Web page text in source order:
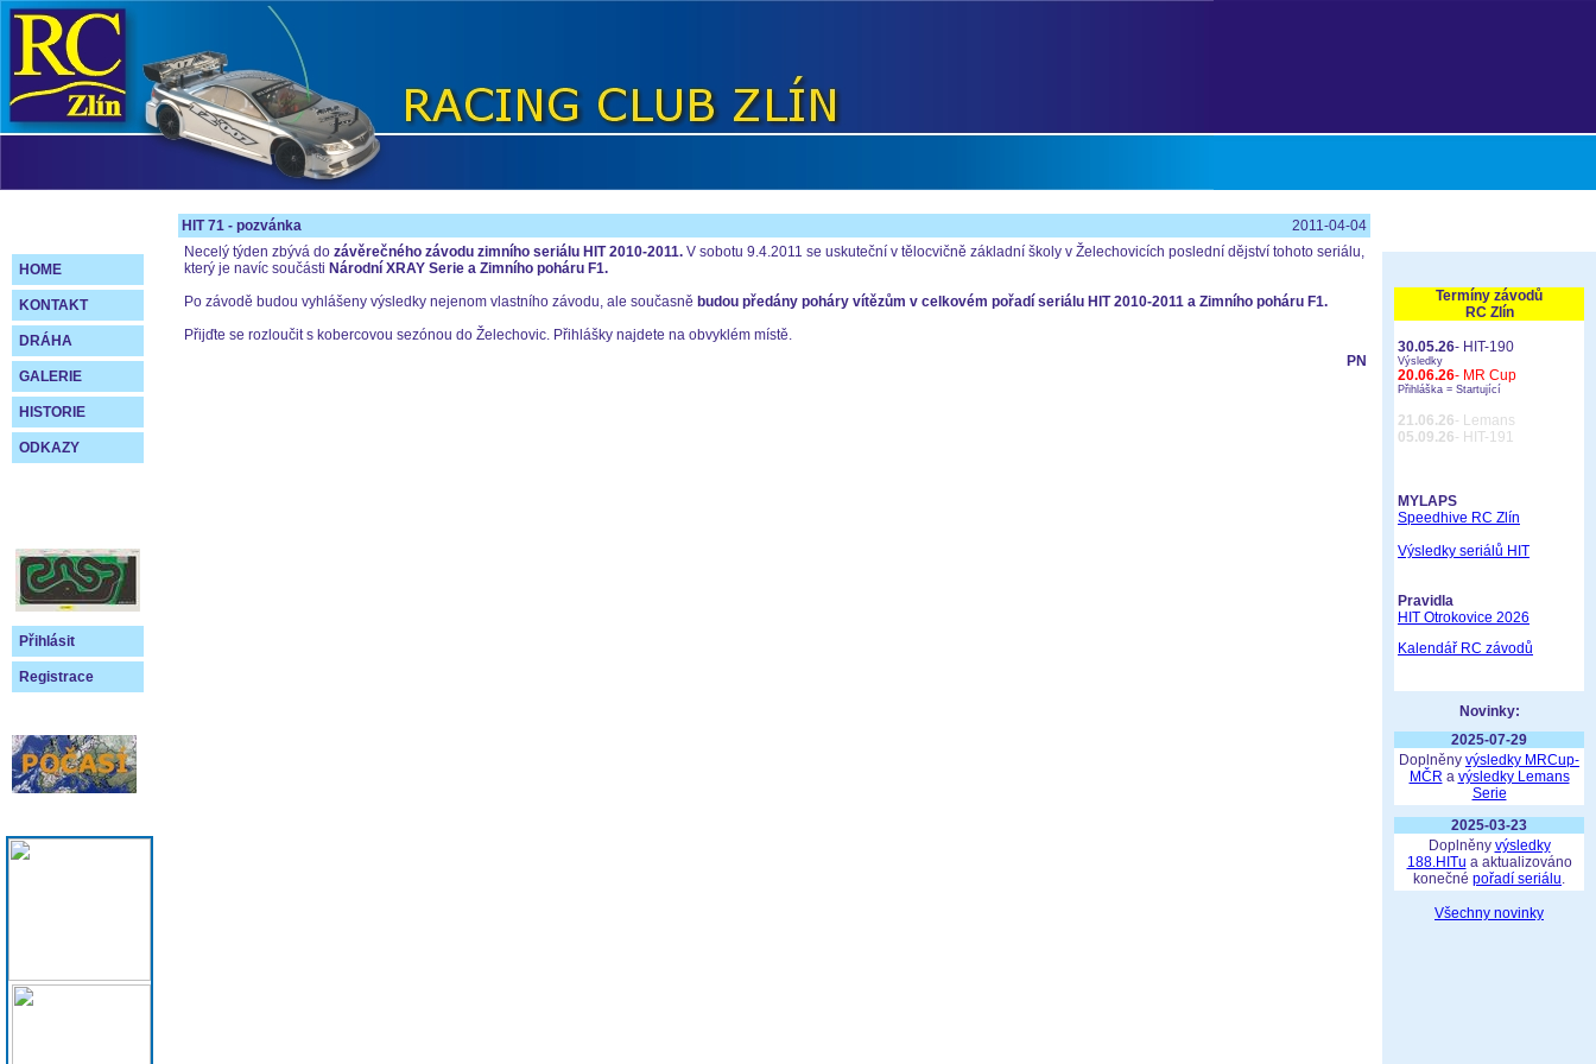
HOME
KONTAKT
DRÁHA
GALERIE
HISTORIE
ODKAZY
Přihlásit
Registrace
HIT 71 - pozvánka
2011-04-04
Necelý týden zbývá do závěrečného závodu zimního seriálu HIT 2010-2011. V sobotu 9.4.2011 se uskuteční v tělocvičně základní školy v Želechovicích poslední dějství tohoto seriálu,
který je navíc součásti Národní XRAY Serie a Zimního poháru F1.
Po závodě budou vyhlášeny výsledky nejenom vlastního závodu, ale současně budou předány poháry vítězům v celkovém pořadí seriálu HIT 2010-2011 a Zimního poháru F1.
Přijďte se rozloučit s kobercovou sezónou do Želechovic. Přihlášky najdete na obvyklém místě.
PN
Termíny závodů
RC Zlín
30.05.26- HIT-190
Výsledky
20.06.26- MR Cup
Přihláška = Startující
21.06.26- Lemans
05.09.26- HIT-191
MYLAPS
Speedhive RC Zlín
Výsledky seriálů HIT
Pravidla
HIT Otrokovice 2026
Kalendář RC závodů
Novinky:
2025-07-29
Doplněny výsledky MRCup-
MČR a výsledky Lemans
Serie
2025-03-23
Doplněny výsledky
188.HITu a aktualizováno
konečné pořadí seriálu.
Všechny novinky